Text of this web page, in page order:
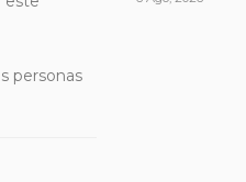
personas